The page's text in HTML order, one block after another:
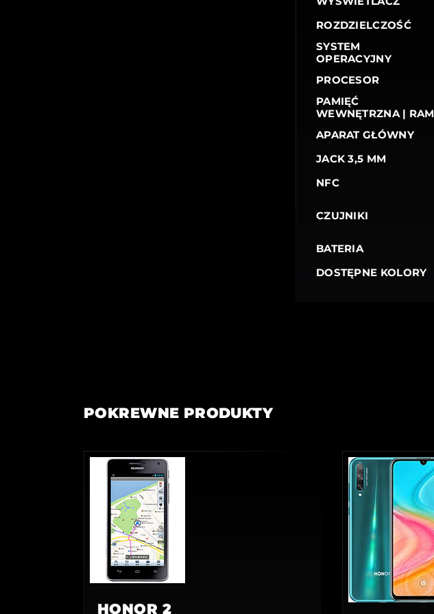
ROZDZIELCZOŚĆ
SYSTEM
OPERACYJNY
PROCESOR
PAMIĘĆ
WEWNĘTRZNA | RAM
APARAT GŁÓWNY
JACK 3,5 MM
NFC
CZUJNIKI
BATERIA
DOSTĘPNE KOLORY
POKREWNE PRODUKTY
HONOR 2